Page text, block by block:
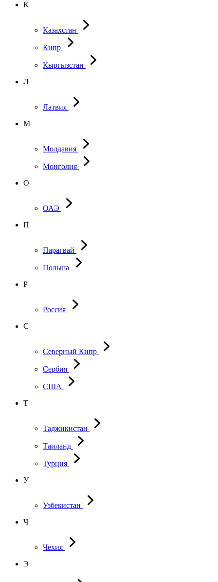
К
Казахстан
Кипр
Кыргызстан
Л
Латвия
М
Молдавия
Монголия
О
ОАЭ
П
Парагвай
Польша
Р
Россия
С
Северный Кипр
Сербия
США
Т
Таджикистан
Таиланд
Турция
У
Узбекистан
Ч
Чехия
Э